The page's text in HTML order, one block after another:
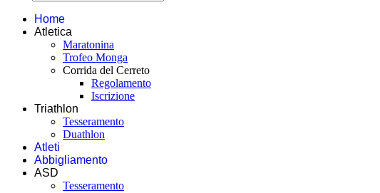
Home
Atletica
Maratonina
Trofeo Monga
Corrida del Cerreto
Regolamento
Iscrizione
Triathlon
Tesseramento
Duathlon
Atleti
Abbigliamento
ASD
Tesseramento